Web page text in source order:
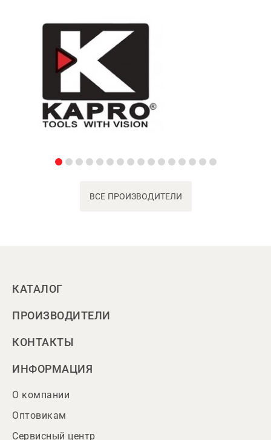
ВСЕ ПРОИЗВОДИТЕЛИ
КАТАЛОГ
ПРОИЗВОДИТЕЛИ
КОНТАКТЫ
ИНФОРМАЦИЯ
О компании
Оптовикам
Сервисный центр